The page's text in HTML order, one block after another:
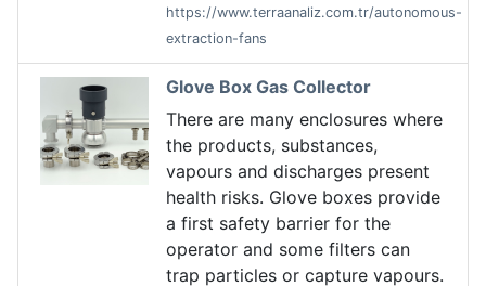
https://www.terraanaliz.com.tr/autonomous-
extraction-fans
Glove Box Gas Collector
There are many enclosures where
the products, substances,
vapours and discharges present
health risks. Glove boxes provide
a first safety barrier for the
operator and some filters can
trap particles or capture vapours.